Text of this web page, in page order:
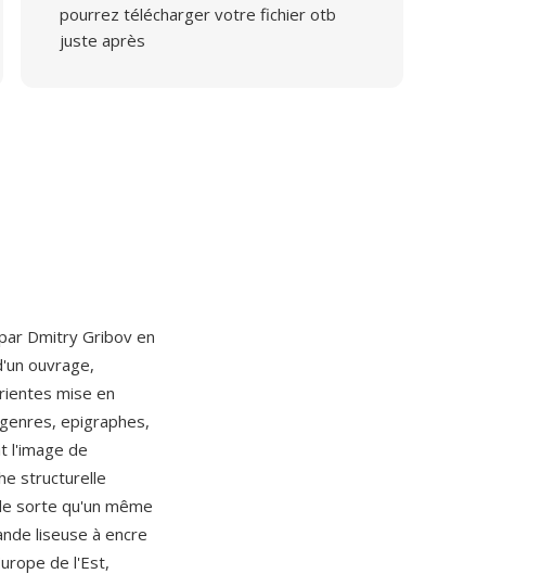
pourrez télécharger votre fichier otb
juste après
Dmitry Gribov en
ouvrage,
mise en
epigraphes,
l'image de
structurelle
sorte qu'un même
liseuse à encre
de l'Est,